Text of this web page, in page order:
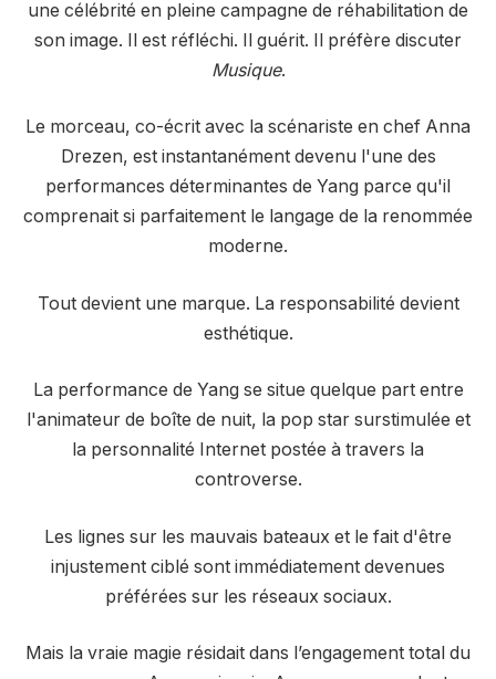
une célébrité en pleine campagne de réhabilitation de
son image. Il est réfléchi. Il guérit. Il préfère discuter
Musique.
Le morceau, co-écrit avec la scénariste en chef Anna
Drezen, est instantanément devenu l'une des
performances déterminantes de Yang parce qu'il
comprenait si parfaitement le langage de la renommée
moderne.
Tout devient une marque. La responsabilité devient
esthétique.
La performance de Yang se situe quelque part entre
l'animateur de boîte de nuit, la pop star surstimulée et
la personnalité Internet postée à travers la
controverse.
Les lignes sur les mauvais bateaux et le fait d'être
injustement ciblé sont immédiatement devenues
préférées sur les réseaux sociaux.
Mais la vraie magie résidait dans l’engagement total du